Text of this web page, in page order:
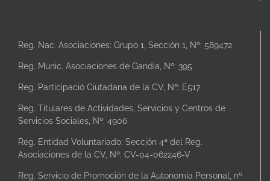
Reg. Nac. Asociaciones: Grupo 1, Sección 1, Nº: 589472
Reg. Munic. Asociaciones de Gandia, Nº: 395
Reg. Participació Ciutadana de la CV, Nº: E517
Reg. Titulares de Actividades, Servicios y Centros de
Servicios Sociales, Nº: 4906
Reg. Entidad Voluntariado: Sección 4ª del Reg.
Asociaciones de la CV, Nº: CV-04-062246-V
Reg. Servicio de Promoción de la Autonomía Personal, nº